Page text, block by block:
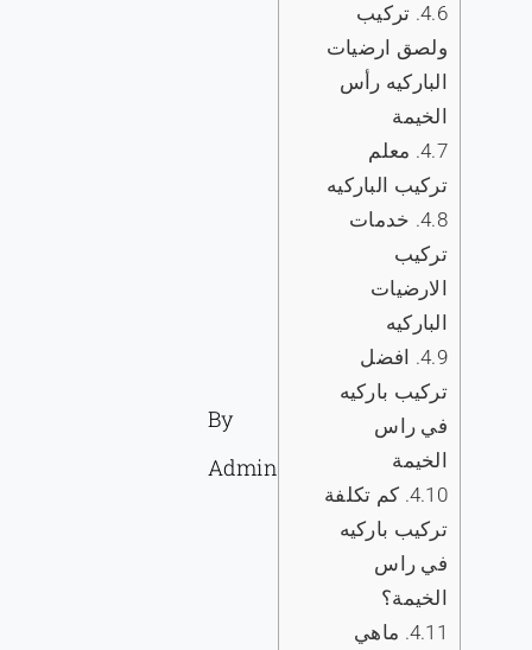
4.6. تركيب
ولصق ارضيات
الباركيه رأس
الخيمة
4.7. معلم
تركيب الباركيه
4.8. خدمات
تركيب
الارضيات
الباركيه
4.9.
افضل
تركيب باركيه
في راس
الخيمة
4.10. كم تكلفة
تركيب باركيه
في راس
الخيمة؟
4.11. ماهي
By
Admin